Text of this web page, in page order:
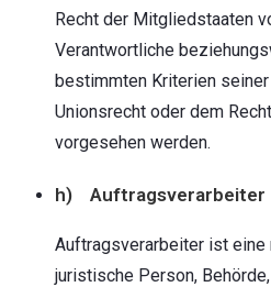
Recht der Mitgliedstaaten
Verantwortliche
bestimmten Kriterien seiner
Unionsrecht oder dem
vorgesehen werden.
h) Auftragsverarbeiter
Auftragsverarbeiter ist eine
juristische Person,